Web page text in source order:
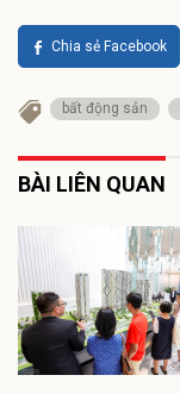
Chia sẻ Facebook
bất động sản
BÀI LIÊN QUAN